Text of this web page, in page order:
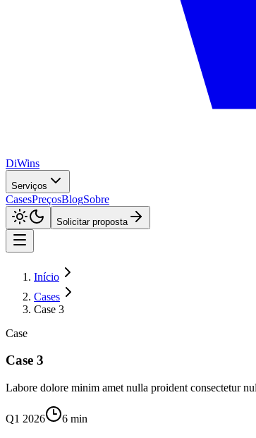
DiWins
Serviços
CasesPreçosBlogSobre
Solicitar proposta
Início
Cases
Case 3
Case
Case 3
Labore dolore minim amet nulla proident consectetur
Q1 2026 6 min